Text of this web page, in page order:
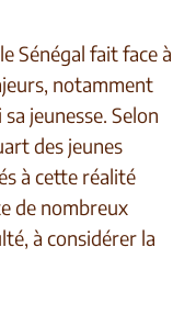
Sénégal fait face à
notamment
jeunesse. Selon
des jeunes
à cette réalité
de nombreux
à considérer la